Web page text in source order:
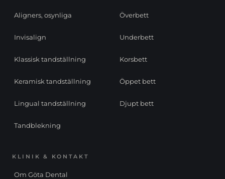
Aligners, osynliga
Invisalign
Klassisk tandställning
Keramisk tandställning
Lingual tandställning
Tandblekning
Överbett
Underbett
Korsbett
Öppet bett
Djupt bett
KLINIK & KONTAKT
Om Göta Dental